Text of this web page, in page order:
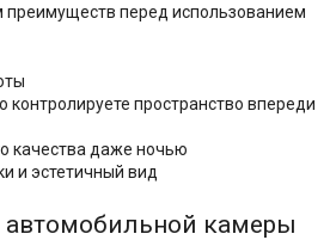
перед использованием
контролируете пространство впереди
качества даже ночью
и эстетичный вид
автомобильной камеры